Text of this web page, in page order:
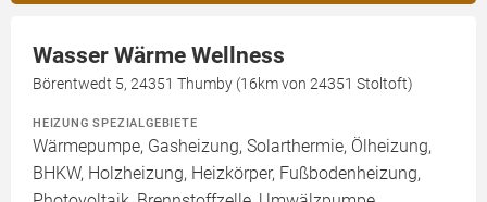
Wasser Wärme Wellness
Börentwedt 5, 24351 Thumby (16km von 24351 Stoltoft)
HEIZUNG SPEZIALGEBIETE
Wärmepumpe, Gasheizung, Solarthermie, Ölheizung,
BHKW, Holzheizung, Heizkörper, Fußbodenheizung,